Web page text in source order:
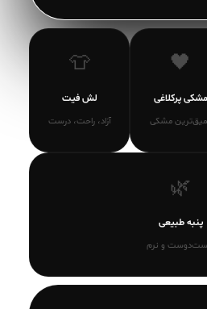
🖤
مشکی پرکلاغی
مشکی
👕
لش فیت
آزاد، راحت، درست
🌿
پنبه طبیعی
و نرم